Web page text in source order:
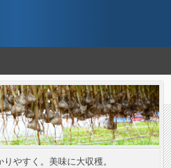
やすく。美味に大収穫。